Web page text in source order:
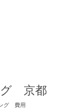
グ 京都
グ 費用